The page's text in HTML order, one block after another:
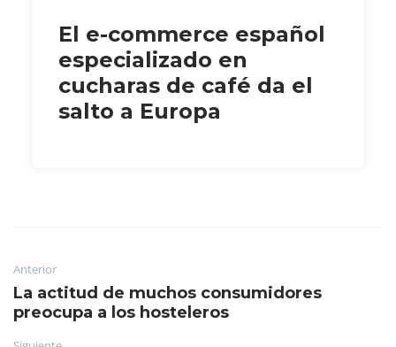
El e-commerce español
especializado en
cucharas de café da el
salto a Europa
Anterior
La actitud de muchos consumidores
preocupa a los hosteleros